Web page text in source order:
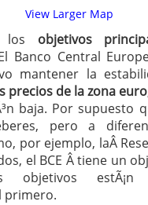
View Larger Map
los objetivos
Banco Central
mantener la
precios de la zona euro
baja. Por supuesto
pero a
por ejemplo, laÂ
el BCE Â tiene un
estÃ¡n
primero.